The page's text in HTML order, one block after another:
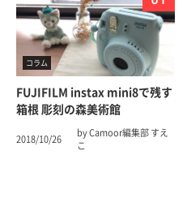
コラム
FUJIFILM instax mini8で残す
箱根 彫刻の森美術館
2018/10/26
by Camoor編集部 すえ
こ